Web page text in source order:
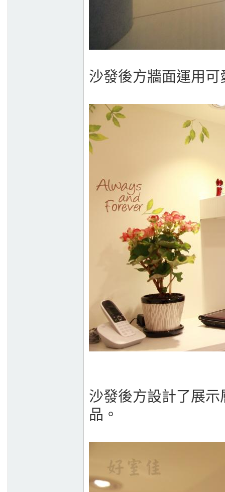
沙發後方牆面運用
沙發後方設計了展
品。